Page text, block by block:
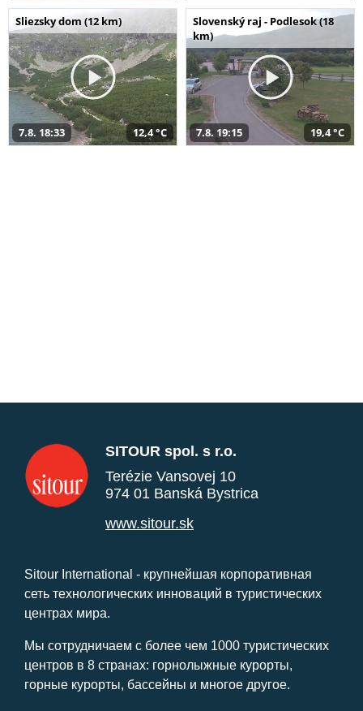
Sliezsky dom (12 km)
7.8. 18:33 12,4 °C
Slovenský raj - Podlesok (18
km)
7.8. 19:15 19,4 °C
SITOUR spol. s r.o.
Terézie Vansovej 10
974 01 Banská Bystrica
www.sitour.sk
Sitour International - крупнейшая корпоративная
сеть технологических инноваций в туристических
центрах мира.
Мы сотрудничаем с более чем 1000 туристических
центров в 8 странах: горнолыжные курорты,
горные курорты, бассейны и многое другое.